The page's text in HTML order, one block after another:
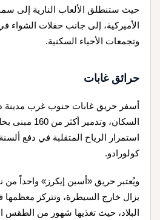
حيث ستنطلق الألعاب النارية إلى
الأميركية، إلى جانب حفلات الشواء
وتجمعات الأحياء السكنية.
حرائق غابات
أسفر حريق غابات جنوب غرب مدينة
السكان،
استمرار الرياح المتقلبة في دفع
كولورادو.
يزال خارج السيطرة، وتتركز معظمها
البلاد، حيث تغذيها شهور من الطقس